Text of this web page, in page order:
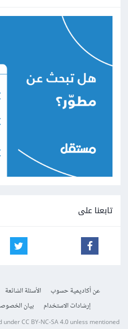
تابعنا على
عن أكاديمية حسوب الأسئلة الشائعة
إرشادات الاستخدام
بيان
underCC BY-NC-SA 4.0unless mentioned